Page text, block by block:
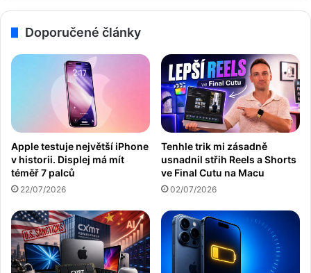
bo
ub
Doporučené články
Apple testuje největší iPhone
v historii. Displej má mít
téměř 7 palců
22/07/2026
Tenhle trik mi zásadně
usnadnil střih Reels a Shorts
ve Final Cutu na Macu
02/07/2026